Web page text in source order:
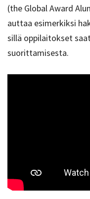
(the Global Award
auttaa esimerkiksi
sillä oppilaitokset
suorittamisesta.